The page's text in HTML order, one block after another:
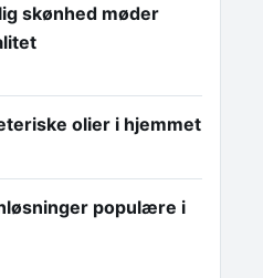
skønhed møder
olier i hjemmet
populære i